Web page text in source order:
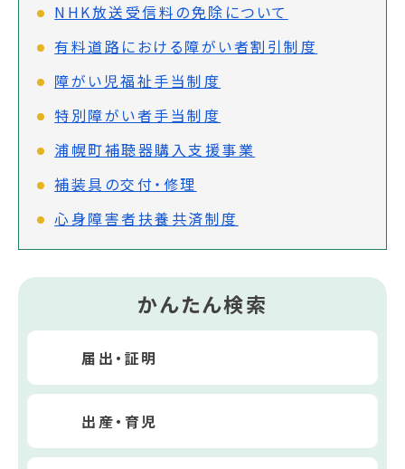
NHK放送受信料の免除について
有料道路における障がい者割引制度
障がい児福祉手当制度
特別障がい者手当制度
浦幌町補聴器購入支援事業
補装具の交付・修理
心身障害者扶養共済制度
かんたん検索
届出・証明
出産・育児